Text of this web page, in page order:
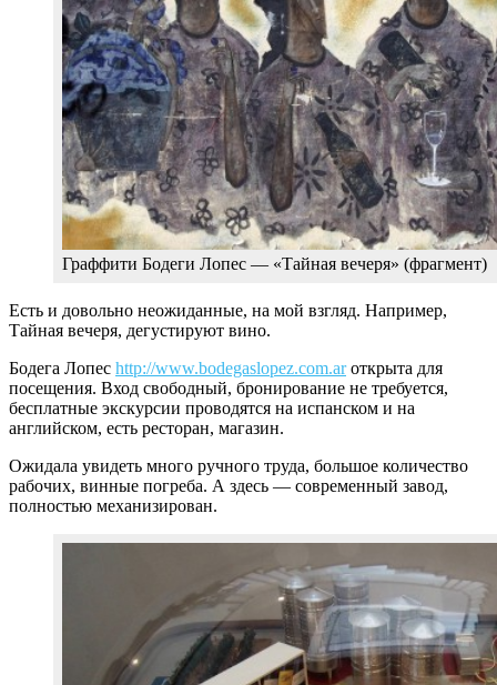
Граффити Бодеги Лопес — «Тайная вечеря» (фрагмент)
Есть и довольно неожиданные, на мой взгляд. Например,
Тайная вечеря, дегустируют вино.
Бодега Лопес http://www.bodegaslopez.com.arоткрыта для
посещения. Вход свободный, бронирование не требуется,
бесплатные экскурсии проводятся на испанском и на
английском, есть ресторан, магазин.
Ожидала увидеть много ручного труда, большое количество
рабочих, винные погреба. А здесь — современный завод,
полностью механизирован.